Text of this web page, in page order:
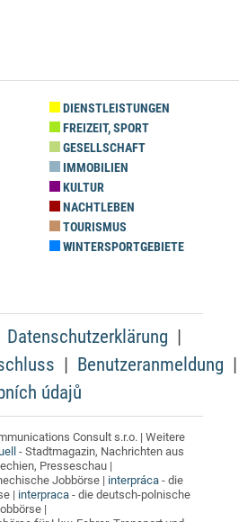
DIENSTLEISTUNGEN
FREIZEIT, SPORT
GESELLSCHAFT
IMMOBILIEN
KULTUR
NACHTLEBEN
TOURISMUS
WINTERSPORTGEBIETE
Datenschutzerklärung
Benutzeranmeldung
údajů
Consult s.r.o. | Weitere
- Stadtmagazin, Nachrichten aus
Presseschau |
Jobbörse | interpráca- die
| interpraca- die deutsch-polnische
|